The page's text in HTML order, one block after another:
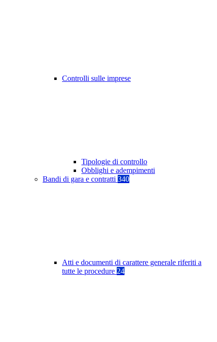
Controlli sulle imprese
Tipologie di controllo
Obblighi e adempimenti
Bandi di gara e contratti 340
Atti e documenti di carattere generale riferiti a
tutte le procedure 24